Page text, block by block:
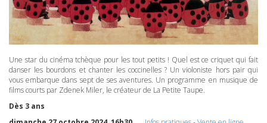
Une star du cinéma tchèque pour les tout petits ! Quel est ce criquet qui fait
danser les bourdons et chanter les coccinelles ? Un violoniste hors pair qui
vous embarque dans sept de ses aventures. Un programme en musique de
films courts par Zdenek Miler, le créateur de La Petite Taupe.
Dès 3 ans